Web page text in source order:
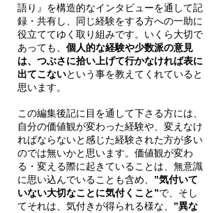
語り』を構造的なインタビューを通して記
録・共有し、同じ経験をする方への一助に
役立ててゆく取り組みです。いくら大切で
あっても、 個人的な経験や少数派の意見
は、つぶさに拾い上げて行かなければ表に
出てこないという事を教えてくれていると
思います。
この編集後記に目を通して下さる方には、
自分の価値観が変わった経験や、変えなけ
ればならないと感じた経験された方が多い
のでは無いかと思います。価値観が変わ
る・変える際に起きていることは、無意識
に思い込んでいることも含め、 ”気付いて
いない大切なことに気付くこと”で、そし
てそれは、気付きが得られる様な、 ”異な